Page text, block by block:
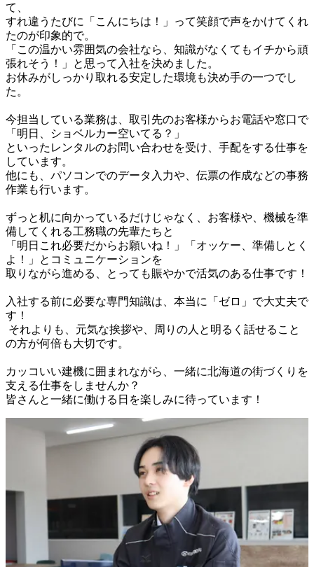
て、
すれ違うたびに「こんにちは！」って笑顔で声をかけてくれ
たのが印象的で。
「この温かい雰囲気の会社なら、知識がなくてもイチから頑
張れそう！」と思って入社を決めました。
お休みがしっかり取れる安定した環境も決め手の一つでし
た。
今担当している業務は、取引先のお客様からお電話や窓口で
「明日、ショベルカー空いてる？」
といったレンタルのお問い合わせを受け、手配をする仕事を
しています。
他にも、パソコンでのデータ入力や、伝票の作成などの事務
作業も行います。
ずっと机に向かっているだけじゃなく、お客様や、機械を準
備してくれる工務職の先輩たちと
「明日これ必要だからお願いね！」「オッケー、準備しとく
よ！」とコミュニケーションを
取りながら進める、とっても賑やかで活気のある仕事です！
入社する前に必要な専門知識は、本当に「ゼロ」で大丈夫で
す！
の方が何倍も大切です。
カッコいい建機に囲まれながら、一緒に北海道の街づくりを
支える仕事をしませんか？